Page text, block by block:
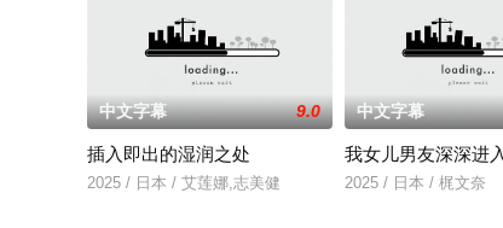
中文字幕 9.0
插入即出的湿润之处
2025 / 日本 / 艾莲娜,志美健
中文字幕
我女儿男友深深进
2025 / 日本 / 梶文奈